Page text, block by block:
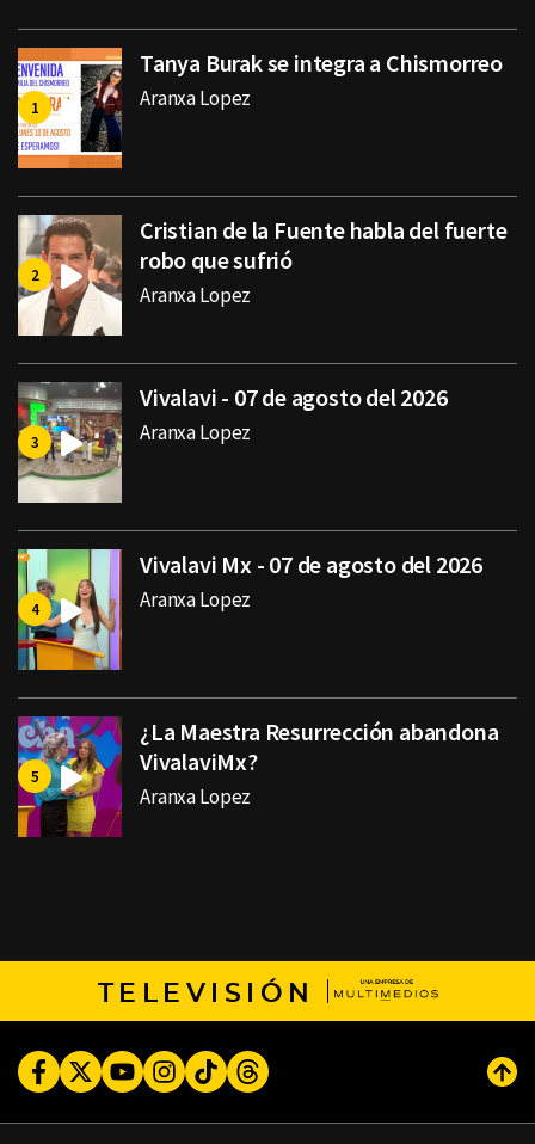
Tanya Burak se integra a Chismorreo
Aranxa Lopez
Cristian de la Fuente habla del fuerte
robo que sufrió
Aranxa Lopez
Vivalavi - 07 de agosto del 2026
Aranxa Lopez
Vivalavi Mx - 07 de agosto del 2026
Aranxa Lopez
¿La Maestra Resurrección abandona
VivalaviMx?
Aranxa Lopez
TELEVISIÓN
FacebookTwitterYoutubeInstagram
TikTokThreads